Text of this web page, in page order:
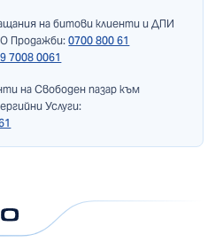
на битови клиенти и ДПИ
Продажби:0700 800 61
7008 0061
на Свободен пазар към
Услуги: